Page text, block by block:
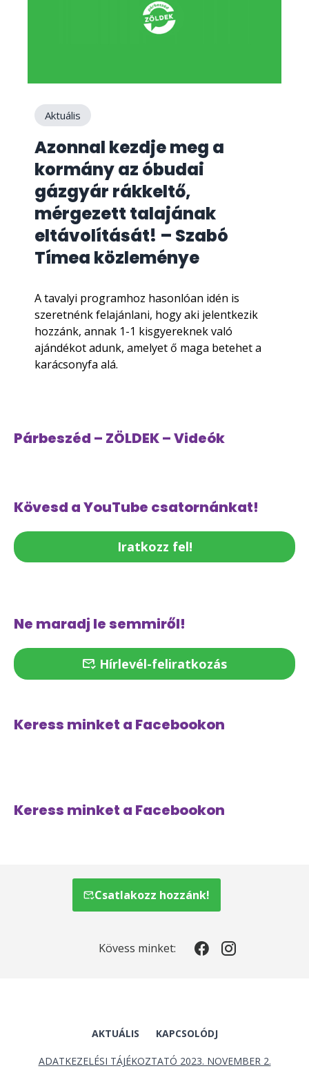
Aktuális
Azonnal kezdje meg a
kormány az óbudai
gázgyár rákkeltő,
mérgezett talajának
eltávolítását! – Szabó
Tímea közleménye
A tavalyi programhoz hasonlóan idén is
szeretnénk felajánlani, hogy aki jelentkezik
hozzánk, annak 1-1 kisgyereknek való
ajándékot adunk, amelyet ő maga betehet a
karácsonyfa alá.
Párbeszéd – ZÖLDEK – Videók
Kövesd a YouTube csatornánkat!
Iratkozz fel!
Ne maradj le semmiről!
Hírlevél-feliratkozás
Keress minket a Facebookon
Keress minket a Facebookon
Csatlakozz hozzánk!
Kövess minket:
AKTUÁLIS KAPCSOLÓDJ
ADATKEZELÉSI TÁJÉKOZTATÓ 2023. NOVEMBER 2.